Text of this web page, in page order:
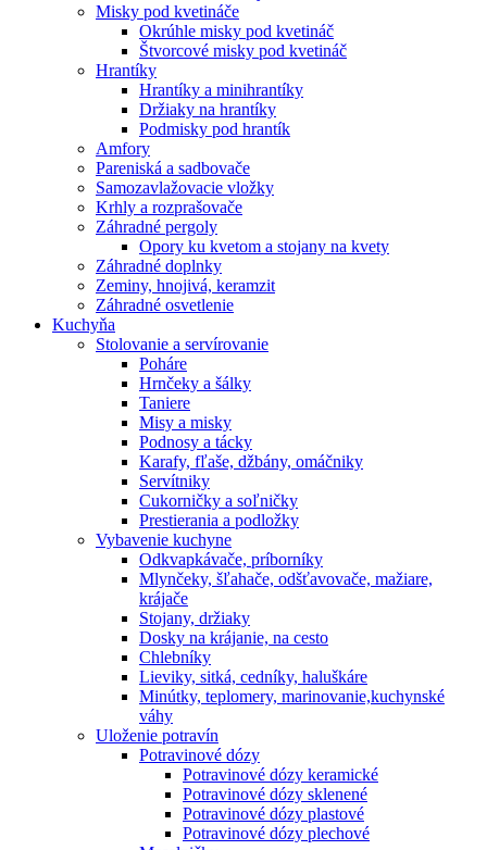
Misky pod kvetináče
Okrúhle misky pod kvetináč
Štvorcové misky pod kvetináč
Hrantíky
Hrantíky a minihrantíky
Držiaky na hrantíky
Podmisky pod hrantík
Amfory
Pareniská a sadbovače
Samozavlažovacie vložky
Krhly a rozprašovače
Záhradné pergoly
Opory ku kvetom a stojany na kvety
Záhradné doplnky
Zeminy, hnojivá, keramzit
Záhradné osvetlenie
Kuchyňa
Stolovanie a servírovanie
Poháre
Hrnčeky a šálky
Taniere
Misy a misky
Podnosy a tácky
Karafy, fľaše, džbány, omáčniky
Servítniky
Cukorničky a soľničky
Prestierania a podložky
Vybavenie kuchyne
Odkvapkávače, príborníky
Mlynčeky, šľahače, odšťavovače, mažiare,
krájače
Stojany, držiaky
Dosky na krájanie, na cesto
Chlebníky
Lieviky, sitká, cedníky, haluškáre
Minútky, teplomery, marinovanie,kuchynské
váhy
Uloženie potravín
Potravinové dózy
Potravinové dózy keramické
Potravinové dózy sklenené
Potravinové dózy plastové
Potravinové dózy plechové